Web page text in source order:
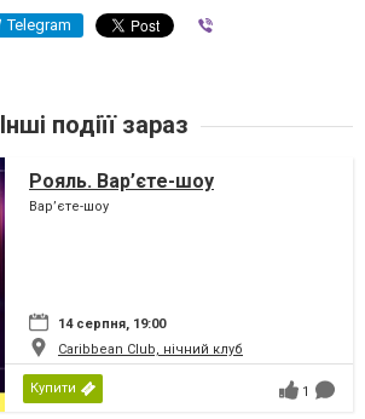
Telegram
Інші подіїї зараз
Рояль. Вар’єте-шоу
Вар’єте-шоу
14 серпня, 19:00
Caribbean Club, нічний клуб
Купити 1